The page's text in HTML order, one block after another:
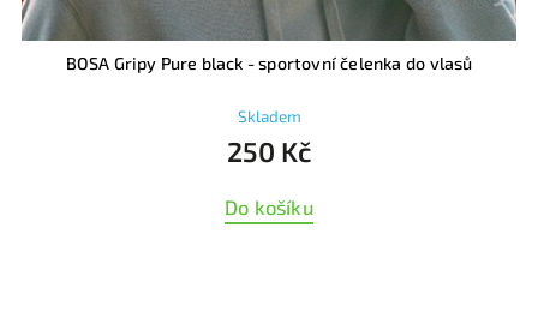
BOSA Gripy Pure black - sportovní čelenka do vlasů
Skladem
250 Kč
Do košíku